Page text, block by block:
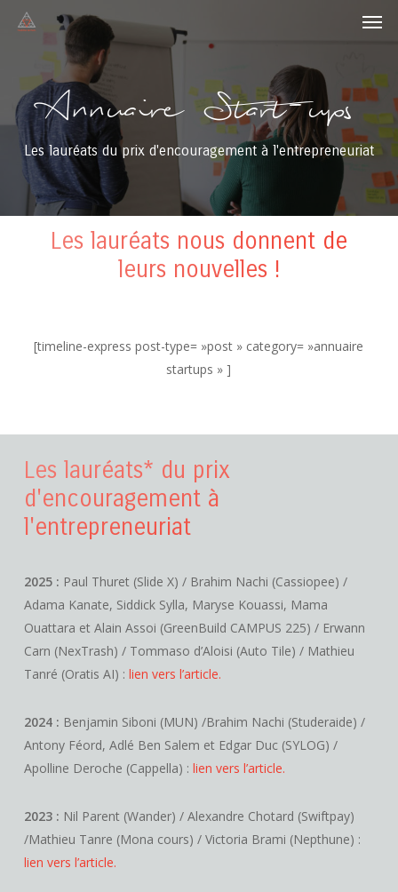
content
Annuaire Start-ups
Les lauréats du prix d'encouragement à l'entrepreneuriat
Les lauréats nous donnent de
leurs nouvelles !
[timeline-express post-type= »post » category= »annuaire
startups » ]
Les lauréats* du prix
d'encouragement à
l'entrepreneuriat
2025 : Paul Thuret (Slide X) / Brahim Nachi (Cassiopee) /
Adama Kanate, Siddick Sylla, Maryse Kouassi, Mama
Ouattara et Alain Assoi (GreenBuild CAMPUS 225) / Erwann
Carn (NexTrash) / Tommaso d’Aloisi (Auto Tile) / Mathieu
Tanré (Oratis AI) : lien vers l’article.
2024 : Benjamin Siboni (MUN) /Brahim Nachi (Studeraide) /
Antony Féord, Adlé Ben Salem et Edgar Duc (SYLOG) /
Apolline Deroche (Cappella) : lien vers l’article.
2023 : Nil Parent (Wander) / Alexandre Chotard (Swiftpay)
/Mathieu Tanre (Mona cours) / Victoria Brami (Nepthune) :
lien vers l’article.